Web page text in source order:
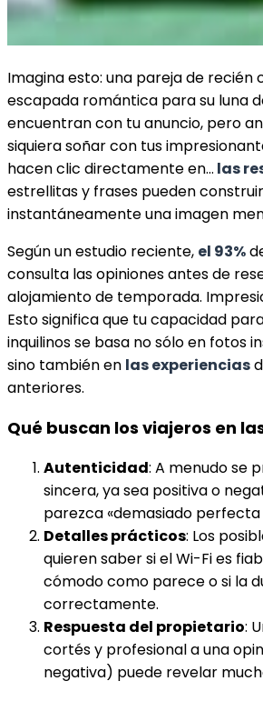
Imagina esto: una pareja de recién
escapada romántica para su luna
encuentran con tu anuncio, pero
siquiera soñar con tus
hacen clic directamente en… las
estrellitas y frases pueden construir
instantáneamente una imagen
Según un estudio reciente, el 93%
consulta las opiniones antes de
alojamiento de temporada.
Esto significa que tu capacidad
inquilinos se basa no sólo en fotos
sino también en las experiencias
anteriores.
Qué buscan los viajeros en
Autenticidad: A menudo se
sincera, ya sea positiva o
parezca «demasiado
Detalles prácticos: Los
quieren saber si el Wi-Fi es
cómodo como parece o si la
correctamente.
Respuesta del propietario:
cortés y profesional a una
negativa) puede revelar